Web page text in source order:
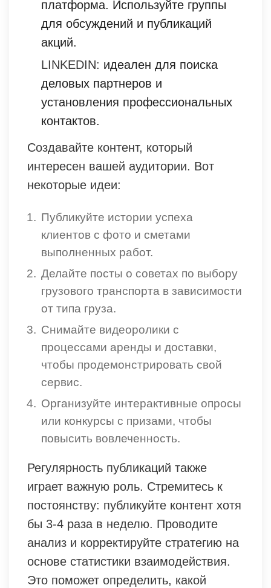
платформа. Используйте группы
для обсуждений и публикаций
акций.
LINKEDIN: идеален для поиска
деловых партнеров и
установления профессиональных
контактов.
Создавайте контент, который
интересен вашей аудитории. Вот
некоторые идеи:
Публикуйте истории успеха
клиентов с фото и сметами
выполненных работ.
Делайте посты о советах по выбору
грузового транспорта в зависимости
от типа груза.
Снимайте видеоролики с
процессами аренды и доставки,
чтобы продемонстрировать свой
сервис.
Организуйте интерактивные опросы
или конкурсы с призами, чтобы
повысить вовлеченность.
Регулярность публикаций также
играет важную роль. Стремитесь к
постоянству: публикуйте контент хотя
бы 3-4 раза в неделю. Проводите
анализ и корректируйте стратегию на
основе статистики взаимодействия.
Это поможет определить, какой